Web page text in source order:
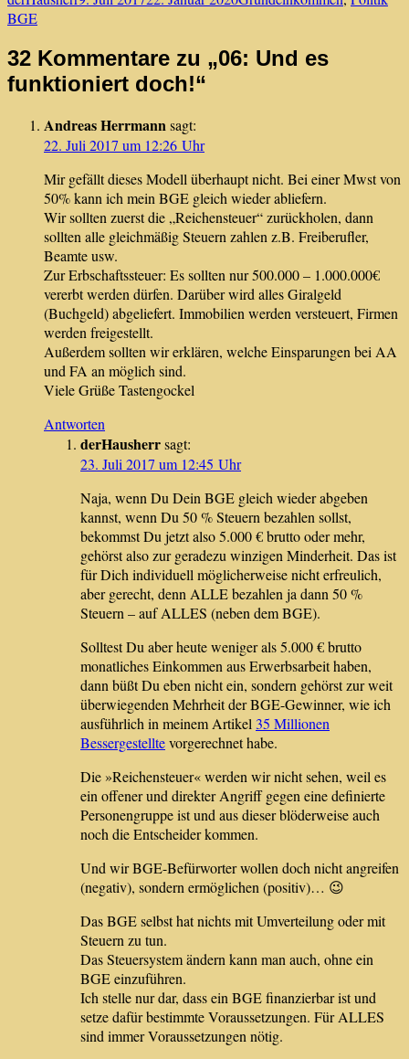
BGE
32 Kommentare zu „06: Und es
funktioniert doch!“
Andreas Herrmannsagt:
22. Juli 2017 um 12:26 Uhr
Mir gefällt dieses Modell überhaupt nicht. Bei einer Mwst von
50% kann ich mein BGE gleich wieder abliefern.
Wir sollten zuerst die „Reichensteuer“ zurückholen, dann
sollten alle gleichmäßig Steuern zahlen z.B. Freiberufler,
Beamte usw.
Zur Erbschaftssteuer: Es sollten nur 500.000 – 1.000.000€
vererbt werden dürfen. Darüber wird alles Giralgeld
(Buchgeld) abgeliefert. Immobilien werden versteuert, Firmen
werden freigestellt.
Außerdem sollten wir erklären, welche Einsparungen bei AA
und FA an möglich sind.
Viele Grüße Tastengockel
Antworten
derHausherrsagt:
23. Juli 2017 um 12:45 Uhr
Naja, wenn Du Dein BGE gleich wieder abgeben
kannst, wenn Du 50 % Steuern bezahlen sollst,
bekommst Du jetzt also 5.000 € brutto oder mehr,
gehörst also zur geradezu winzigen Minderheit. Das ist
für Dich individuell möglicherweise nicht erfreulich,
aber gerecht, denn ALLE bezahlen ja dann 50 %
Steuern – auf ALLES (neben dem BGE).
Solltest Du aber heute weniger als 5.000 € brutto
monatliches Einkommen aus Erwerbsarbeit haben,
dann büßt Du eben nicht ein, sondern gehörst zur weit
überwiegenden Mehrheit der BGE-Gewinner, wie ich
ausführlich in meinem Artikel 35 Millionen
Bessergestelltevorgerechnet habe.
Die »Reichensteuer« werden wir nicht sehen, weil es
ein offener und direkter Angriff gegen eine definierte
Personengruppe ist und aus dieser blöderweise auch
noch die Entscheider kommen.
Und wir BGE-Befürworter wollen doch nicht angreifen
(negativ), sondern ermöglichen (positiv)… 😉
Das BGE selbst hat nichts mit Umverteilung oder mit
Steuern zu tun.
Das Steuersystem ändern kann man auch, ohne ein
BGE einzuführen.
Ich stelle nur dar, dass ein BGE finanzierbar ist und
setze dafür bestimmte Voraussetzungen. Für ALLES
sind immer Voraussetzungen nötig.